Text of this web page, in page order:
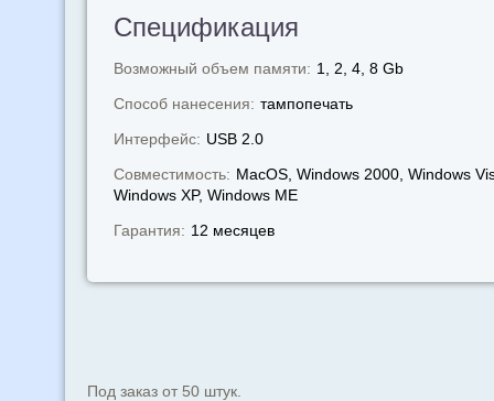
Спецификация
Возможный объем памяти: 1, 2, 4, 8 Gb
Способ нанесения: тампопечать
Интерфейс: USB 2.0
Совместимость: MacOS, Windows 2000, Windows
Windows XP, Windows МЕ
Гарантия: 12 месяцев
Под заказ от 50 штук.